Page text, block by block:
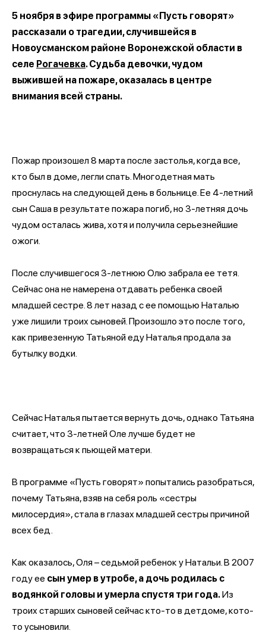
5 ноября в эфире программы «Пусть говорят»
рассказали о трагедии, случившейся в
Новоусманском районе Воронежской области в
селе Рогачевка. Судьба девочки, чудом
выжившей на пожаре, оказалась в центре
внимания всей страны.
Пожар произошел 8 марта после застолья, когда все,
кто был в доме, легли спать. Многодетная мать
проснулась на следующей день в больнице. Ее 4-летний
сын Саша в результате пожара погиб, но 3-летняя дочь
чудом осталась жива, хотя и получила серьезнейшие
ожоги.
После случившегося 3-летнюю Олю забрала ее тетя.
Сейчас она не намерена отдавать ребенка своей
младшей сестре. 8 лет назад с ее помощью Наталью
уже лишили троих сыновей. Произошло это после того,
как привезенную Татьяной еду Наталья продала за
бутылку водки.
Сейчас Наталья пытается вернуть дочь, однако Татьяна
считает, что 3-летней Оле лучше будет не
возвращаться к пьющей матери.
В программе «Пусть говорят» попытались разобраться,
почему Татьяна, взяв на себя роль «сестры
милосердия», стала в глазах младшей сестры причиной
всех бед.
Как оказалось, Оля – седьмой ребенок у Натальи. В 2007
году ее сын умер в утробе, а дочь родилась с
водянкой головы и умерла спустя три года.Из
троих старших сыновей сейчас кто-то в детдоме, кото-
то усыновили.